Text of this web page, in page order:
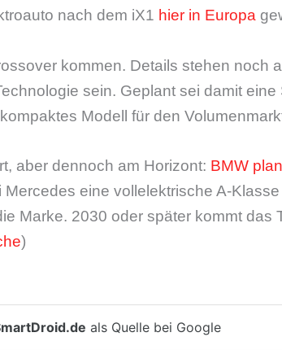
nach dem iX1 hier in Europa
kommen. Details stehen noch
sein. Geplant sei damit eine
Modell für den
aber dennoch am Horizont: BMW
Mercedes eine vollelektrische A-
Marke. 2030 oder später kommt das
)
als Quelle bei Google